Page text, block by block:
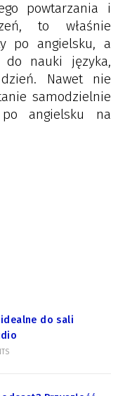
powtarzania i
to właśnie
po angielsku, a
do nauki języka,
Nawet nie
samodzielnie
po angielsku na
do sali